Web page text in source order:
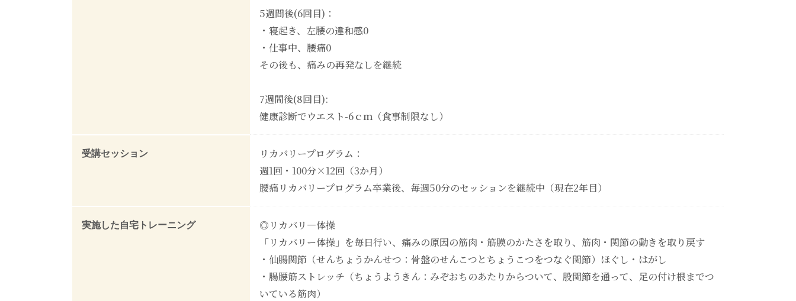
5週間後(6回目)：
・寝起き、左腰の違和感0
・仕事中、腰痛0
その後も、痛みの再発なしを継続
7週間後(8回目):
健康診断でウエスト-6ｃｍ（食事制限なし）
受講セッション
リカバリープログラム：
週1回・100分×12回（3か月）
腰痛リカバリープログラム卒業後、毎週50分のセッションを継続中（現在2年目）
実施した自宅トレーニング
◎リカバリ―体操
「リカバリー体操」を毎日行い、痛みの原因の筋肉・筋膜のかたさを取り、筋肉・関節の動きを取り戻す
・仙腸関節（せんちょうかんせつ：骨盤のせんこつとちょうこつをつなぐ関節）ほぐし・はがし
・腸腰筋ストレッチ（ちょうようきん：みぞおちのあたりからついて、股関節を通って、足の付け根までつ
いている筋肉）